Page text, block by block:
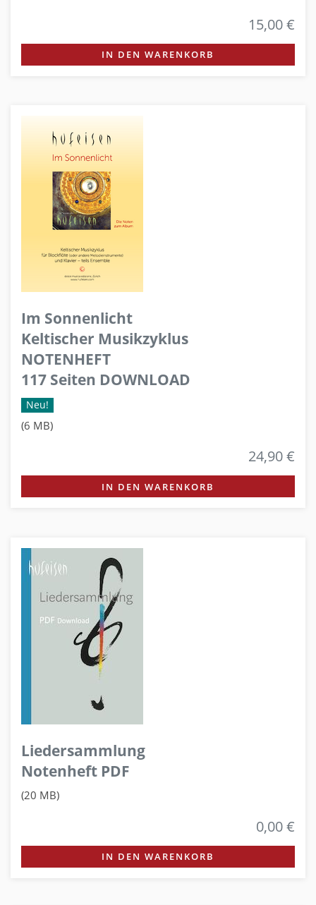
15,00 €
IN DEN WARENKORB
Im Sonnenlicht
Keltischer Musikzyklus
NOTENHEFT
117 Seiten DOWNLOAD
Neu!
(6 MB)
24,90 €
IN DEN WARENKORB
Liedersammlung
Notenheft PDF
(20 MB)
0,00 €
IN DEN WARENKORB